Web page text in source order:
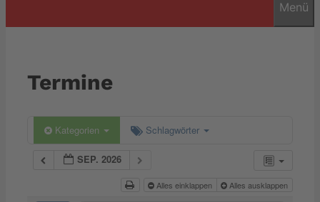
Menü
Termine
Kategorien Schlagwörter
SEP. 2026
Alles einklappen Alles ausklappen